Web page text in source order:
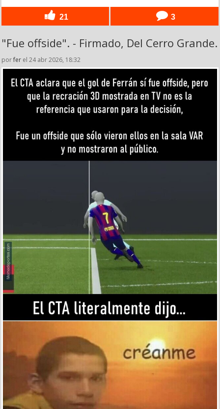
21 3
"Fue offside". - Firmado, Del Cerro Grande.
porfer el 24 abr 2026, 18:32